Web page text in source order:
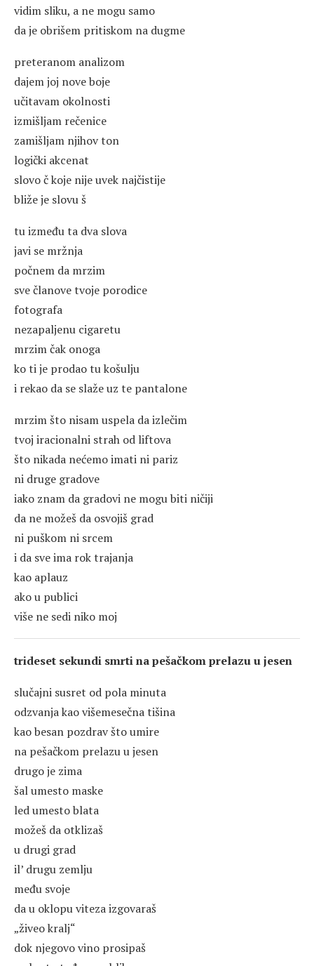
vidim sliku, a ne mogu samo
da je obrišem pritiskom na dugme
preteranom analizom
dajem joj nove boje
učitavam okolnosti
izmišljam rečenice
zamišljam njihov ton
logički akcenat
slovo č koje nije uvek najčistije
bliže je slovu š
tu između ta dva slova
javi se mržnja
počnem da mrzim
sve članove tvoje porodice
fotografa
nezapaljenu cigaretu
mrzim čak onoga
ko ti je prodao tu košulju
i rekao da se slaže uz te pantalone
mrzim što nisam uspela da izlečim
tvoj iracionalni strah od liftova
što nikada nećemo imati ni pariz
ni druge gradove
iako znam da gradovi ne mogu biti ničiji
da ne možeš da osvojiš grad
ni puškom ni srcem
i da sve ima rok trajanja
kao aplauz
ako u publici
više ne sedi niko moj
trideset sekundi smrti na pešačkom prelazu u jesen
slučajni susret od pola minuta
odzvanja kao višemesečna tišina
kao besan pozdrav što umire
na pešačkom prelazu u jesen
drugo je zima
šal umesto maske
led umesto blata
možeš da otklizaš
u drugi grad
il’ drugu zemlju
među svoje
da u oklopu viteza izgovaraš
„živeo kralj“
dok njegovo vino prosipaš